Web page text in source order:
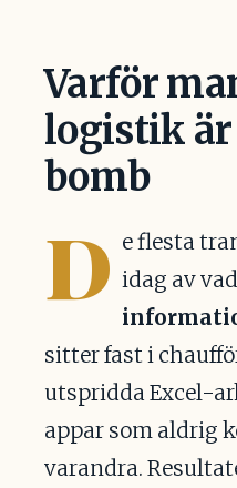
Varför
logistik är
bomb
D e flesta
idag av
sitter fast i
utspridda Excel-
appar som aldrig
varandra.